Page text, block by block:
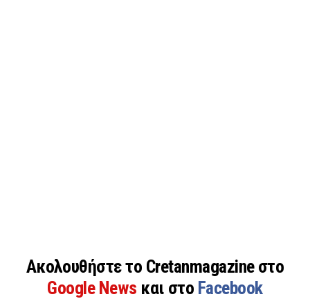
Ακολουθήστε το Cretanmagazine στο
Google News και στο Facebook